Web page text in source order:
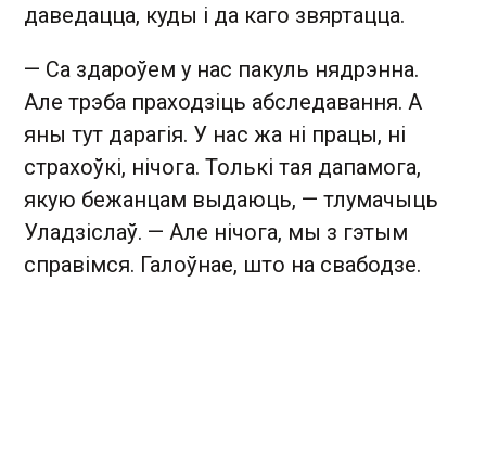
даведацца, куды і да каго звяртацца.
— Са здароўем у нас пакуль нядрэнна.
Але трэба праходзіць абследавання. А
яны тут дарагія. У нас жа ні працы, ні
страхоўкі, нічога. Толькі тая дапамога,
якую бежанцам выдаюць, — тлумачыць
Уладзіслаў. — Але нічога, мы з гэтым
справімся. Галоўнае, што на свабодзе.